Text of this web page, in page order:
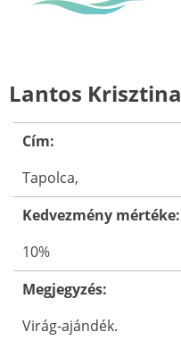
Lantos Krisztina
Cím:
Tapolca,
Kedvezmény mértéke:
10%
Megjegyzés:
Virág-ajándék.